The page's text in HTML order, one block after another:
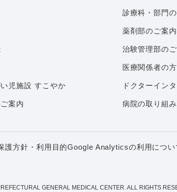
児施設 すこやか
案内
診療科・部門
薬剤部のご案内
治験管理部の
医療関係者の
ドクターイン
病院の取り組み
護方針・利用目的Google Analyticsの利用につい
GENERAL MEDICAL CENTER. ALL RIGHTS